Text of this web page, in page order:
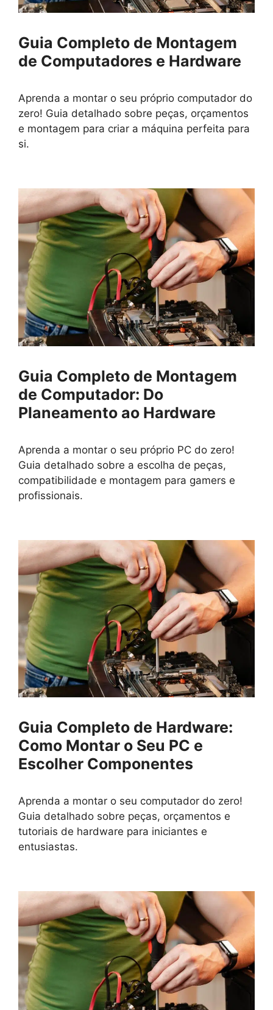
Guia Completo de Montagem
de Computadores e Hardware
Aprenda a montar o seu próprio computador do
zero! Guia detalhado sobre peças, orçamentos
e montagem para criar a máquina perfeita para
si.
Guia Completo de Montagem
de Computador: Do
Planeamento ao Hardware
Aprenda a montar o seu próprio PC do zero!
Guia detalhado sobre a escolha de peças,
compatibilidade e montagem para gamers e
profissionais.
Guia Completo de Hardware:
Como Montar o Seu PC e
Escolher Componentes
Aprenda a montar o seu computador do zero!
Guia detalhado sobre peças, orçamentos e
tutoriais de hardware para iniciantes e
entusiastas.